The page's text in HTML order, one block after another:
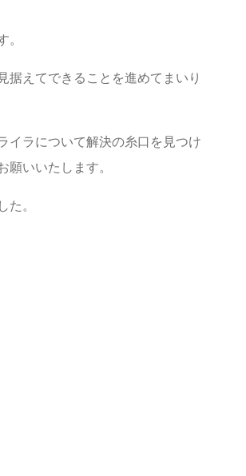
。
据えてできることを進めてまいり
イラについて解決の糸口を見つけ
いいたします。
た。